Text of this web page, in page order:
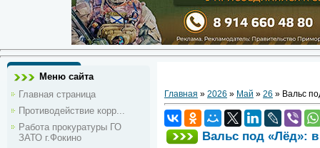
Меню сайта
Главная страница
Противодействие корр...
Работа прокуратуры ГО
ЗАТО г.Фокино
Главная » 2026 » Май » 26 » Вальс
Вальс под «Лёд»: